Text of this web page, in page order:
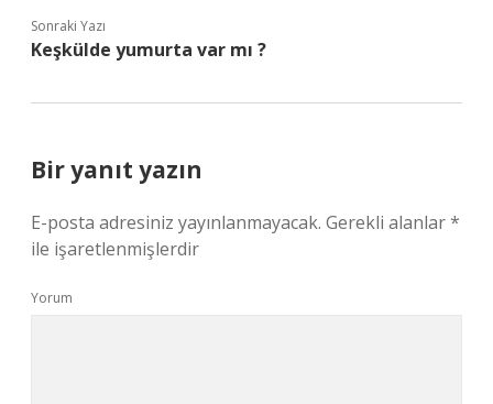
Sonraki Yazı
Keşkülde yumurta var mı ?
Bir yanıt yazın
E-posta adresiniz yayınlanmayacak. Gerekli alanlar*
ile işaretlenmişlerdir
Yorum